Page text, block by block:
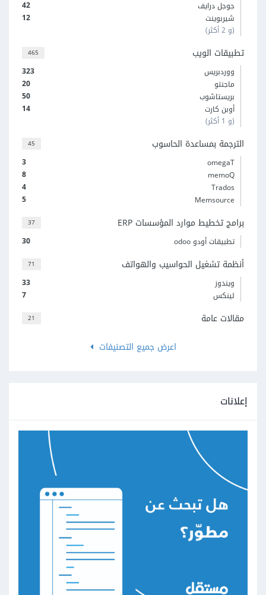
42
جوجل درايف
12
شيربوينت
(و 2 أكثر)
465 تطبيقات الويب
323
ووردبريس
20
ماجنتو
50
بريستاشوب
14
أوبن كارت
(و 1 أكثر)
45 الترجمة بمساعدة الحاسوب
3
omegaT
8
memoQ
4
Trados
5
Memsource
37 برامج تخطيط موارد المؤسسات ERP
30 تطبيقات أودو odoo
71 أنظمة تشغيل الحواسيب والهواتف
33
ويندوز
7
لينكس
21
مقالات عامة
اعرض جميع التصنيفات
إعلانات